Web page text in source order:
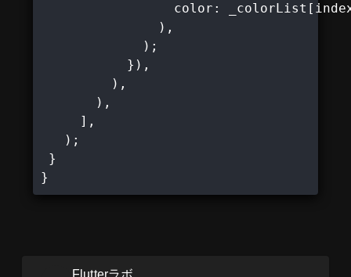
color:
               ),
             );
           }),
         ),
       ),
     ],
   );
}
}
Flutterラボ